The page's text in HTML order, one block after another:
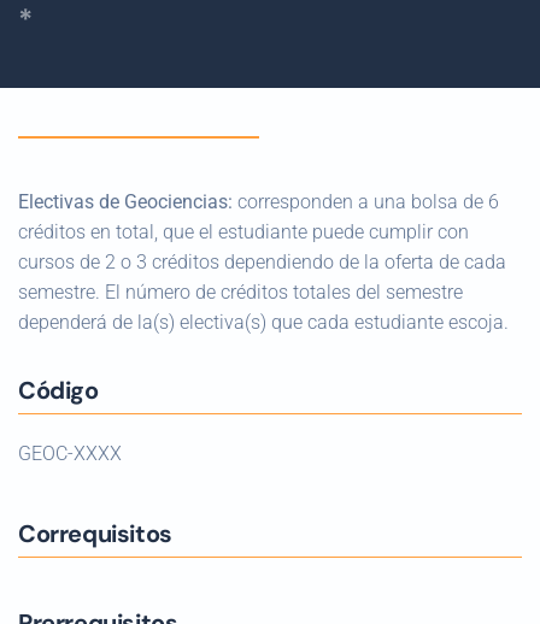
*
Electivas de Geociencias: corresponden a una bolsa de 6
créditos en total, que el estudiante puede cumplir con
cursos de 2 o 3 créditos dependiendo de la oferta de cada
semestre. El número de créditos totales del semestre
dependerá de la(s) electiva(s) que cada estudiante escoja.
Código
GEOC-XXXX
Correquisitos